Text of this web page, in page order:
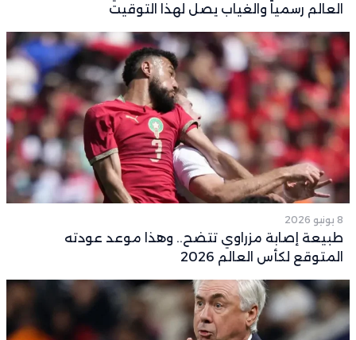
العالم رسمياً والغياب يصل لهذا التوقيت
8 يونيو 2026
طبيعة إصابة مزراوي تتضح.. وهذا موعد عودته
المتوقع لكأس العالم 2026